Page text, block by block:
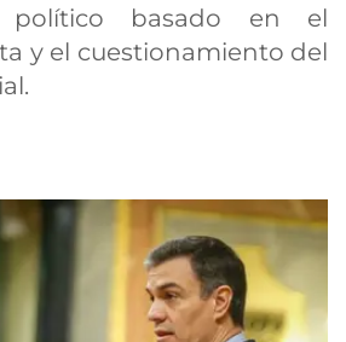
político basado en el
y el cuestionamiento del